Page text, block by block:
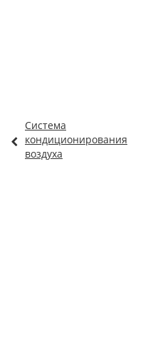
Система
кондиционирования
воздуха